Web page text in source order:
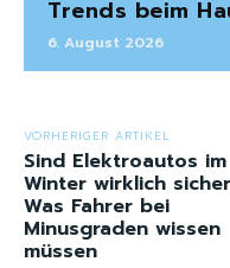
Trends beim
6. August 2026
VORHERIGER ARTIKEL
Sind Elektroautos im
Winter wirklich
Was Fahrer bei
Minusgraden wissen
müssen